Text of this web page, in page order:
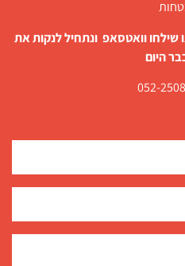
שילחו וואטסאפ ונתחיל לנקות את
היום